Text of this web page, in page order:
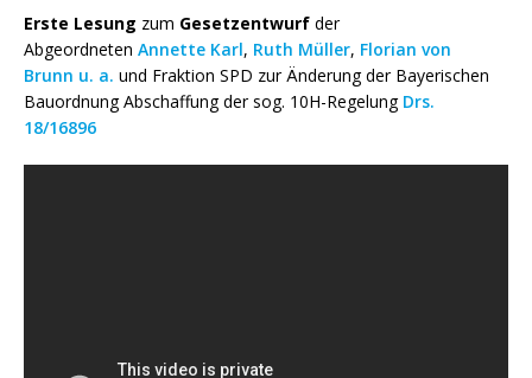
Erste Lesung zum Gesetzentwurf der
Abgeordneten Annette Karl, Ruth Müller, Florian von
Brunn u. a. und Fraktion SPD zur Änderung der Bayerischen
Bauordnung Abschaffung der sog. 10H-Regelung Drs.
18/16896